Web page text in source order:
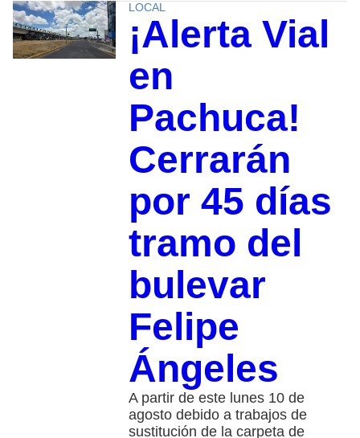
LOCAL
¡Alerta Vial
en
Pachuca!
Cerrarán
por 45 días
tramo del
bulevar
Felipe
Ángeles
A partir de este lunes 10 de
agosto debido a trabajos de
sustitución de la carpeta de